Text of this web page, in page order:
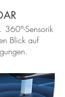
360°-Sensorik
Blick auf